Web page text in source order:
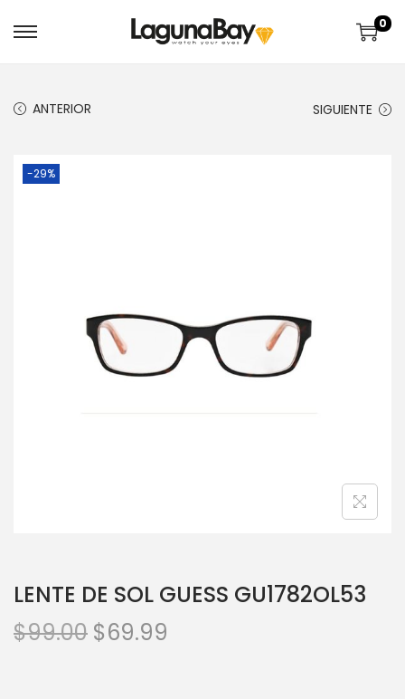
0
ANTERIOR SIGUIENTE
-29%
LENTE DE SOL GUESS GU1782OL53
$99.00 $69.99